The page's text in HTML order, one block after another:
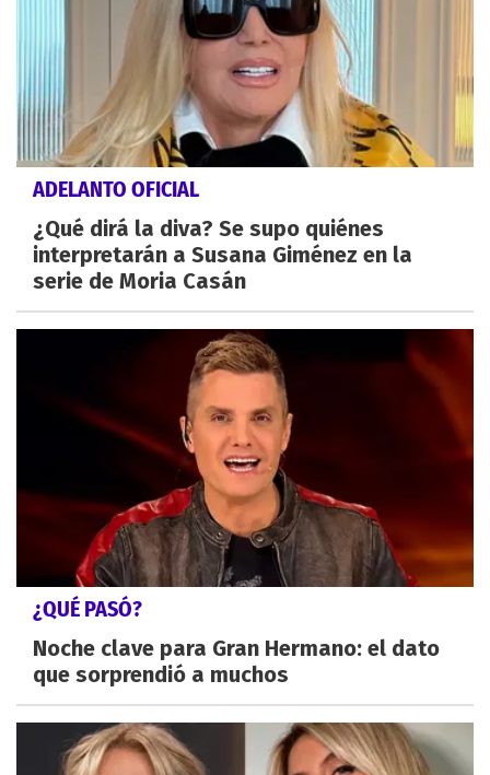
ADELANTO OFICIAL
¿Qué dirá la diva? Se supo quiénes
interpretarán a Susana Giménez en la
serie de Moria Casán
¿QUÉ PASÓ?
Noche clave para Gran Hermano: el dato
que sorprendió a muchos